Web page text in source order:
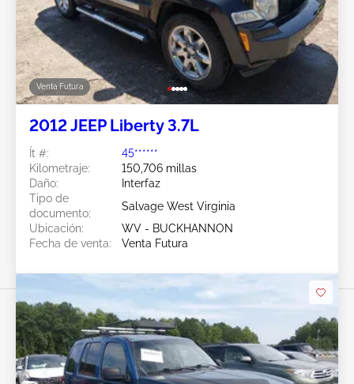
Venta Futura
2012 JEEP Liberty 3.7L
Ít #:
45******
Kilometraje:
150,706 millas
Daño:
Interfaz
Tipo de
documento:
Salvage West Virginia
Ubicación:
WV - BUCKHANNON
Fecha de venta:
Venta Futura